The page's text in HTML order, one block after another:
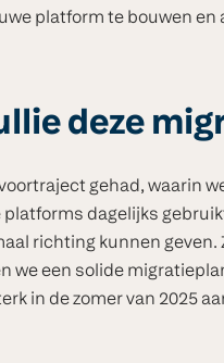
platform te bouwen
deze
gehad, waarin
dagelijks
richting kunnen geven.
we een solide
in de zomer van 2025